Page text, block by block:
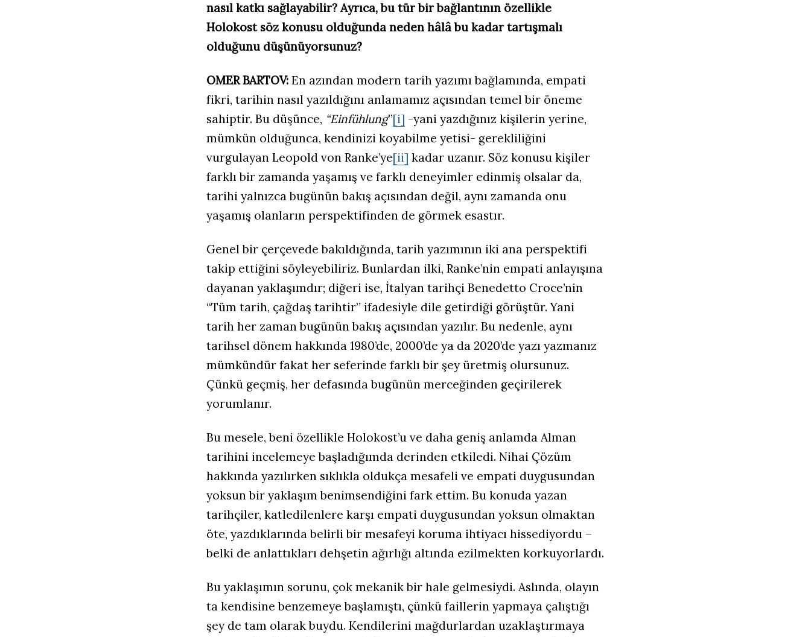
nasıl katkı sağlayabilir? Ayrıca, bu tür bir bağlantının özellikle
Holokost söz konusu olduğunda neden hâlâ bu kadar tartışmalı
olduğunu düşünüyorsunuz?
OMER BARTOV: En azından modern tarih yazımı bağlamında, empati
fikri, tarihin nasıl yazıldığını anlamamız açısından temel bir öneme
sahiptir. Bu düşünce, “Einfühlung”[i] -yani yazdığınız kişilerin yerine,
mümkün olduğunca, kendinizi koyabilme yetisi- gerekliliğini
vurgulayan Leopold von Ranke’ye[ii] kadar uzanır. Söz konusu kişiler
farklı bir zamanda yaşamış ve farklı deneyimler edinmiş olsalar da,
tarihi yalnızca bugünün bakış açısından değil, aynı zamanda onu
yaşamış olanların perspektifinden de görmek esastır.
Genel bir çerçevede bakıldığında, tarih yazımının iki ana perspektifi
takip ettiğini söyleyebiliriz. Bunlardan ilki, Ranke’nin empati anlayışına
dayanan yaklaşımdır; diğeri ise, İtalyan tarihçi Benedetto Croce’nin
“Tüm tarih, çağdaş tarihtir” ifadesiyle dile getirdiği görüştür. Yani
tarih her zaman bugünün bakış açısından yazılır. Bu nedenle, aynı
tarihsel dönem hakkında 1980’de, 2000’de ya da 2020’de yazı yazmanız
mümkündür fakat her seferinde farklı bir şey üretmiş olursunuz.
Çünkü geçmiş, her defasında bugünün merceğinden geçirilerek
yorumlanır.
Bu mesele, beni özellikle Holokost’u ve daha geniş anlamda Alman
tarihini incelemeye başladığımda derinden etkiledi. Nihai Çözüm
hakkında yazılırken sıklıkla oldukça mesafeli ve empati duygusundan
yoksun bir yaklaşım benimsendiğini fark ettim. Bu konuda yazan
tarihçiler, katledilenlere karşı empati duygusundan yoksun olmaktan
öte, yazdıklarında belirli bir mesafeyi koruma ihtiyacı hissediyordu –
belki de anlattıkları dehşetin ağırlığı altında ezilmekten korkuyorlardı.
Bu yaklaşımın sorunu, çok mekanik bir hale gelmesiydi. Aslında, olayın
ta kendisine benzemeye başlamıştı, çünkü faillerin yapmaya çalıştığı
şey de tam olarak buydu. Kendilerini mağdurlardan uzaklaştırmaya